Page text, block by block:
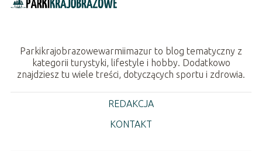
Parkikrajobrazowewarmiimazur to blog tematyczny z
kategorii turystyki, lifestyle i hobby. Dodatkowo
znajdziesz tu wiele treści, dotyczących sportu i zdrowia.
REDAKCJA
KONTAKT